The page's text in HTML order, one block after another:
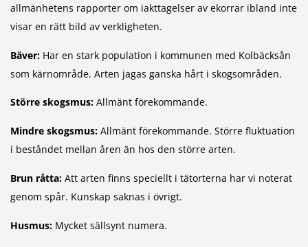
allmänhetens rapporter om iakttagelser av ekorrar ibland inte
visar en rätt bild av verkligheten.
Bäver:Har en stark population i kommunen med Kolbäcksån
som kärnområde. Arten jagas ganska hårt i skogsområden.
Större skogsmus:Allmänt förekommande.
Mindre skogsmus:Allmänt förekommande. Större fluktuation
i beståndet mellan åren än hos den större arten.
Brun råtta:Att arten finns speciellt i tätorterna har vi noterat
genom spår. Kunskap saknas i övrigt.
Husmus:Mycket sällsynt numera.